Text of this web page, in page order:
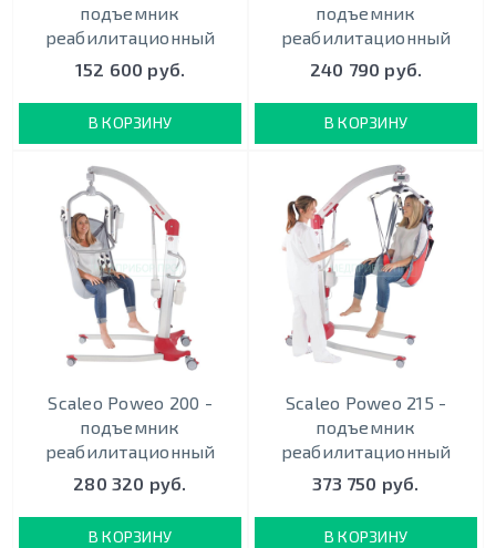
подъемник
реабилитационный
152 600 руб.
В КОРЗИНУ
подъемник
реабилитационный
240 790 руб.
В КОРЗИНУ
Scaleo Poweo 200 -
подъемник
реабилитационный
280 320 руб.
В КОРЗИНУ
Scaleo Poweo 215 -
подъемник
реабилитационный
373 750 руб.
В КОРЗИНУ